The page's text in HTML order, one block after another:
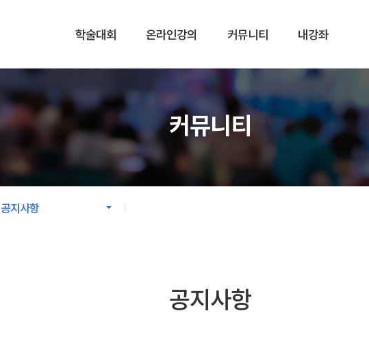
학술대회 온라인강의 커뮤니티 내강좌
온라인강의
대한한의학회 온라인강의
회원학회 온라인강의
커뮤니티
공지사항
온라인플랫폼 사용안내
자료실
커뮤니티
공지사항
공지사항